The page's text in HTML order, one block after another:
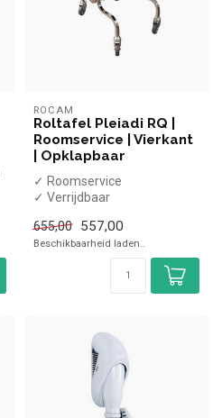
ROCAM
Roltafel Pleiadi RQ |
Roomservice | Vierkant
| Opklapbaar
✓ Roomservice
✓ Verrijdbaar
✓ 91x91cm
655,00 557,00
Beschikbaarheid laden..